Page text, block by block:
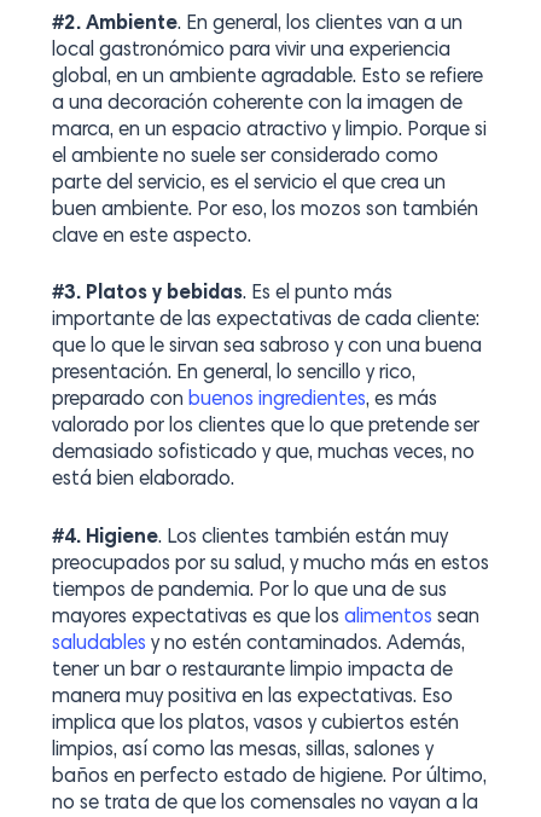
#2. Ambiente. En general, los clientes van a un
local gastronómico para vivir una experiencia
global, en un ambiente agradable. Esto se refiere
a una decoración coherente con la imagen de
marca, en un espacio atractivo y limpio. Porque si
el ambiente no suele ser considerado como
parte del servicio, es el servicio el que crea un
buen ambiente. Por eso, los mozos son también
clave en este aspecto.
#3. Platos y bebidas. Es el punto más
importante de las expectativas de cada cliente:
que lo que le sirvan sea sabroso y con una buena
presentación. En general, lo sencillo y rico,
preparado con buenos ingredientes, es más
valorado por los clientes que lo que pretende ser
demasiado sofisticado y que, muchas veces, no
está bien elaborado.
#4. Higiene. Los clientes también están muy
preocupados por su salud, y mucho más en estos
tiempos de pandemia. Por lo que una de sus
mayores expectativas es que los alimentos sean
saludables y no estén contaminados. Además,
tener un bar o restaurante limpio impacta de
manera muy positiva en las expectativas. Eso
implica que los platos, vasos y cubiertos estén
limpios, así como las mesas, sillas, salones y
baños en perfecto estado de higiene. Por último,
no se trata de que los comensales no vayan a la